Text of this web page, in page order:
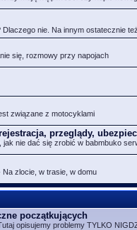
Dlaczego nie. Na innym ostatecznie
się, rozmowy przy napojach
związane z motocyklami
przeglądy,
jak nie dać się zrobić w babmbuko
Na zlocie, w trasie, w domu
początkujących
opisujemy problemy TYLKO